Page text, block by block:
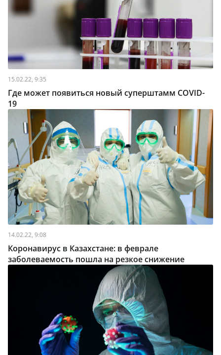
15.02.22, 9:35
Где может появиться новый суперштамм COVID-
19
14.02.22, 9:08
Коронавирус в Казахстане: в феврале
заболеваемость пошла на резкое снижение